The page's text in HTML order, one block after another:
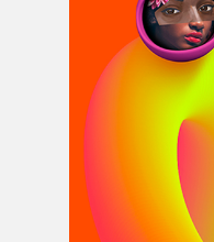
Espace
Espace
Devenir
À propos du
Liste des
Liste des